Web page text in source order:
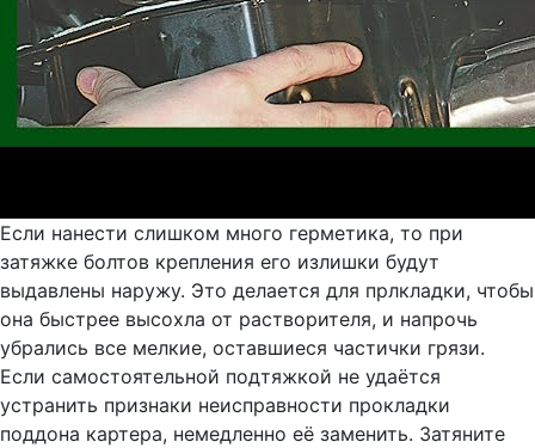
Если нанести слишком много герметика, то при
затяжке болтов крепления его излишки будут
выдавлены наружу. Это делается для прлкладки, чтобы
она быстрее высохла от растворителя, и напрочь
убрались все мелкие, оставшиеся частички грязи.
Если самостоятельной подтяжкой не удаётся
устранить признаки неисправности прокладки
поддона картера, немедленно её заменить. Затяните